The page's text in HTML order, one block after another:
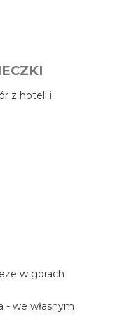
z hoteli i
w górach
- we własnym